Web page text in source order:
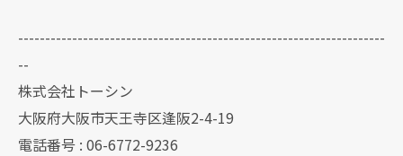
--------------------------------------------------------------------
--
株式会社トーシン
大阪府大阪市天王寺区逢阪2-4-19
電話番号 : 06-6772-9236